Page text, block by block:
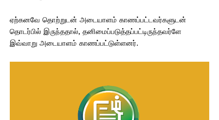
ஏற்கனவே தொற்றுடன் அடையாளம் காணப்பட்டவர்களுடன்
தொடர்பில் இருந்ததால், தனிமைப்படுத்தப்பட்டிருந்தவர்ளே
இவ்வாறு அடையாளம் காணப்பட்டுள்ளனர்.